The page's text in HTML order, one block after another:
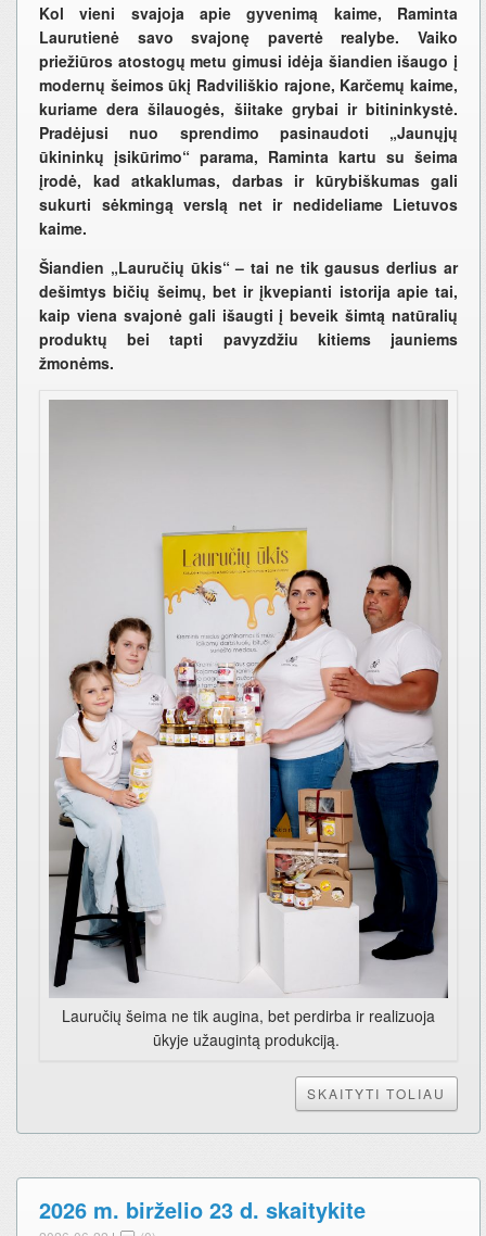
Kol vieni svajoja apie gyvenimą kaime, Raminta
Laurutienė savo svajonę pavertė realybe. Vaiko
priežiūros atostogų metu gimusi idėja šiandien išaugo į
modernų šeimos ūkį Radviliškio rajone, Karčemų kaime,
kuriame dera šilauogės, šiitake grybai ir bitininkystė.
Pradėjusi nuo sprendimo pasinaudoti „Jaunųjų
ūkininkų įsikūrimo“ parama, Raminta kartu su šeima
įrodė, kad atkaklumas, darbas ir kūrybiškumas gali
sukurti sėkmingą verslą net ir nedideliame Lietuvos
kaime.
Šiandien „Lauručių ūkis“ – tai ne tik gausus derlius ar
dešimtys bičių šeimų, bet ir įkvepianti istorija apie tai,
kaip viena svajonė gali išaugti į beveik šimtą natūralių
produktų bei tapti pavyzdžiu kitiems jauniems
žmonėms.
Lauručių šeima ne tik augina, bet perdirba ir realizuoja
ūkyje užaugintą produkciją.
SKAITYTI TOLIAU
2026 m. birželio 23 d. skaitykite